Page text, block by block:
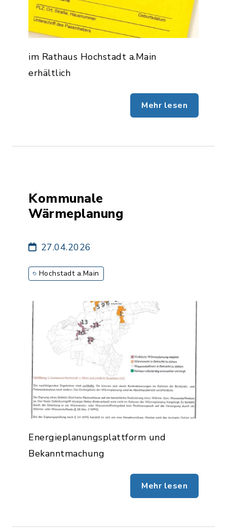
im Rathaus Hochstadt a.Main
erhältlich
Mehr lesen
Kommunale
Wärmeplanung
27.04.2026
Hochstadt a.Main
Energieplanungsplattform und
Bekanntmachung
Mehr lesen